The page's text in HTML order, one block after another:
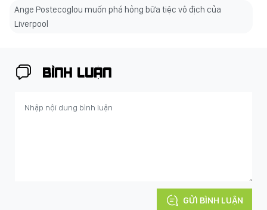
Ange Postecoglou muốn phá hỏng bữa tiệc vô địch của
Liverpool
BÌNH LUẬN
GỬI BÌNH LUẬN